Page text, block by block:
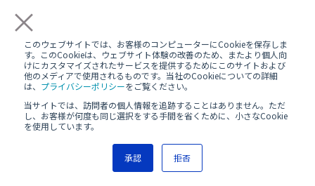
×
このウェブサイトでは、お客様のコンピューターにCookieを保存しま
す。このCookieは、ウェブサイト体験の改善のため、またより個人向
けにカスタマイズされたサービスを提供するためにこのサイトおよび
他のメディアで使用されるものです。当社のCookieについての詳細
は、 プライバシーポリシーをご覧ください。
当サイトでは、訪問者の個人情報を追跡することはありません。ただ
し、お客様が何度も同じ選択をする手間を省くために、小さなCookie
を使用しています。
承認 拒否
AWS導入コンサル・構築
AWS運用・保守代行
Company
会社情報